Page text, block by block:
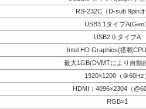
RS-232C（D-sub 9pinオ
USB3.1タイプ
USB2.0 タイプA
Intel HD Graphics(搭載
最大1GB(DVMTにより自動
1920×1200（＠60Hz
HDMI：4096×2304（
RGB×1